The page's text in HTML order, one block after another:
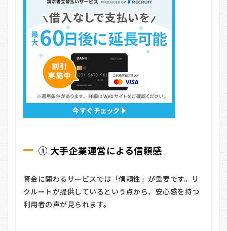
請
求
書
立
サ
ー
ス
い
ミ
3
リ
① 大手企業運営による信頼感
資金に関わるサービスでは「信頼性」が重要です。リ
クルートが提供しているという点から、安心感を持つ
利用者の声が見られます。